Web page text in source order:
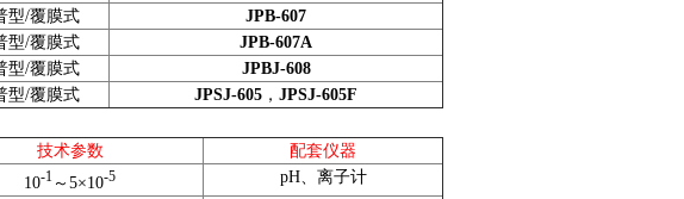
型/覆膜式
JPB-607
型/覆膜式
JPB-607A
型/覆膜式
JPBJ-608
型/覆膜式 JPSJ-605 ， JPSJ-605F
技术参数
配套仪器
10-1 ～ 5×10-5 pH、离子计